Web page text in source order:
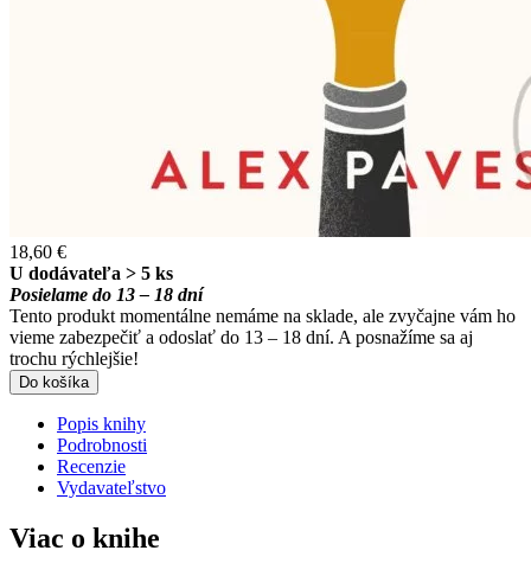
18,60 €
U dodávateľa > 5 ks
Posielame do 13 – 18 dní
Tento produkt momentálne nemáme na sklade, ale zvyčajne vám ho
vieme zabezpečiť a odoslať do 13 – 18 dní. A posnažíme sa aj
trochu rýchlejšie!
Do košíka
Popis knihy
Podrobnosti
Recenzie
Vydavateľstvo
Viac o knihe